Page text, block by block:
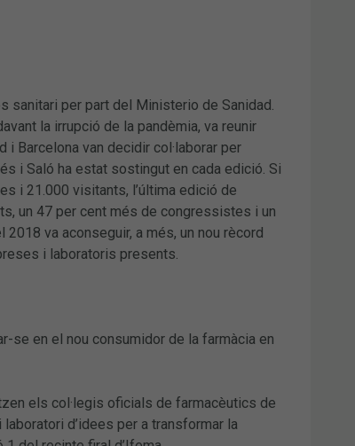
sanitari per part del Ministerio de Sanidad.
la irrupció de la pandèmia, va reunir
Barcelona van decidir col·laborar per
i Saló ha estat sostingut en cada edició. Si
i 21.000 visitants, l’última edició de
un 47 per cent més de congressistes i un
va aconseguir, a més, un nou rècord
i laboratoris presents.
se en el nou consumidor de la farmàcia en
els col·legis oficials de farmacèutics de
d’idees per a transformar la